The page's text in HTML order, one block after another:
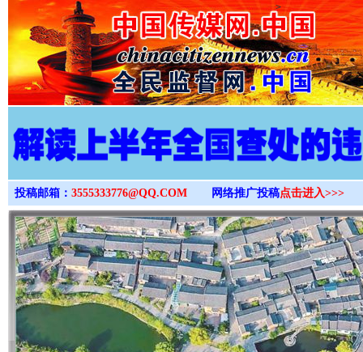
>
投稿邮箱： 3555333776@QQ.COM 网络推广投稿点击进入>>>